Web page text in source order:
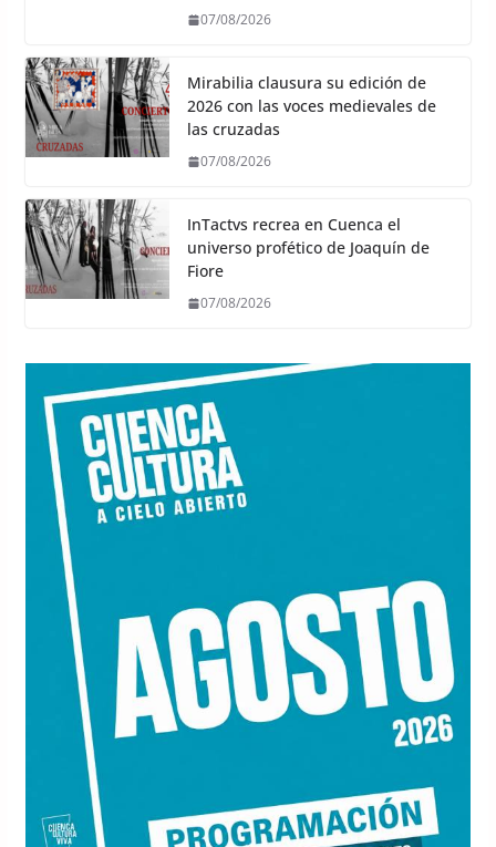
07/08/2026
Mirabilia clausura su edición de
2026 con las voces medievales de
las cruzadas
07/08/2026
InTactvs recrea en Cuenca el
universo profético de Joaquín de
Fiore
07/08/2026